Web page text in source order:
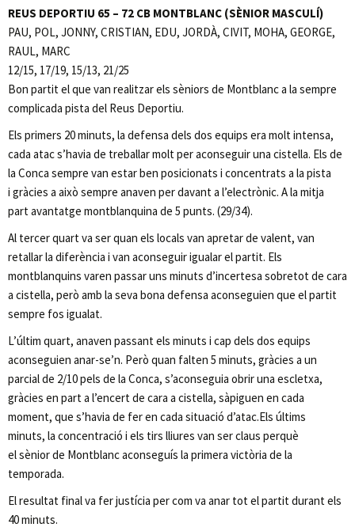
REUS DEPORTIU 65 – 72 CB MONTBLANC (SÈNIOR MASCULÍ)
PAU, POL, JONNY, CRISTIAN, EDU, JORDÀ, CIVIT, MOHA, GEORGE,
RAUL, MARC
12/15, 17/19, 15/13, 21/25
Bon partit el que van realitzar els sèniors de Montblanc a la sempre
complicada pista del Reus Deportiu.
Els primers 20 minuts, la defensa dels dos equips era molt intensa,
cada atac s’havia de treballar molt per aconseguir una cistella. Els de
la Conca sempre van estar ben posicionats i concentrats a la pista
i gràcies a això sempre anaven per davant a l’electrònic. A la mitja
part avantatge montblanquina de 5 punts. (29/34).
Al tercer quart va ser quan els locals van apretar de valent, van
retallar la diferència i van aconseguir igualar el partit. Els
montblanquins varen passar uns minuts d’incertesa sobretot de cara
a cistella, però amb la seva bona defensa aconseguien que el partit
sempre fos igualat.
L’últim quart, anaven passant els minuts i cap dels dos equips
aconseguien anar-se’n. Però quan falten 5 minuts, gràcies a un
parcial de 2/10 pels de la Conca, s’aconseguia obrir una escletxa,
gràcies en part a l’encert de cara a cistella, sàpiguen en cada
moment, que s’havia de fer en cada situació d’atac.Els últims
minuts, la concentració i els tirs lliures van ser claus perquè
el sènior de Montblanc aconseguís la primera victòria de la
temporada.
El resultat final va fer justícia per com va anar tot el partit durant els
40 minuts.